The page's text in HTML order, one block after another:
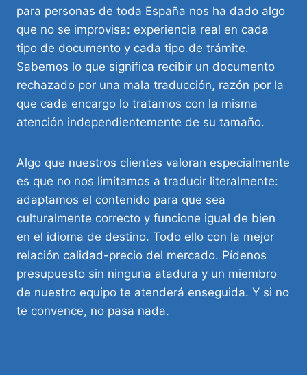
para personas de toda España nos ha dado algo
que no se improvisa: experiencia real en cada
tipo de documento y cada tipo de trámite.
Sabemos lo que significa recibir un documento
rechazado por una mala traducción, razón por la
que cada encargo lo tratamos con la misma
atención independientemente de su tamaño.
Algo que nuestros clientes valoran especialmente
es que no nos limitamos a traducir literalmente:
adaptamos el contenido para que sea
culturalmente correcto y funcione igual de bien
en el idioma de destino. Todo ello con la mejor
relación calidad-precio del mercado. Pídenos
presupuesto sin ninguna atadura y un miembro
de nuestro equipo te atenderá enseguida. Y si no
te convence, no pasa nada.